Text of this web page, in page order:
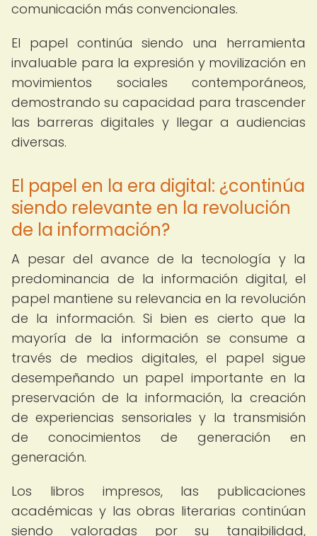
comunicación más convencionales.
El papel continúa siendo una herramienta
invaluable para la expresión y movilización en
movimientos sociales contemporáneos,
demostrando su capacidad para trascender
las barreras digitales y llegar a audiencias
diversas.
El papel en la era digital: ¿continúa
siendo relevante en la revolución
de la información?
A pesar del avance de la tecnología y la
predominancia de la información digital, el
papel mantiene su relevancia en la revolución
de la información. Si bien es cierto que la
mayoría de la información se consume a
través de medios digitales, el papel sigue
desempeñando un papel importante en la
preservación de la información, la creación
de experiencias sensoriales y la transmisión
de conocimientos de generación en
generación.
Los libros impresos, las publicaciones
académicas y las obras literarias continúan
siendo valoradas por su tangibilidad,